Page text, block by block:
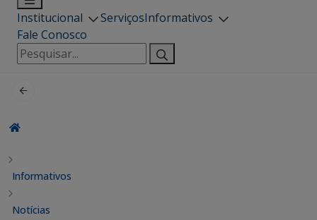
Institucional ServiçosInformativos
Fale Conosco
Pesquisar
por:
Informativos
Notícias